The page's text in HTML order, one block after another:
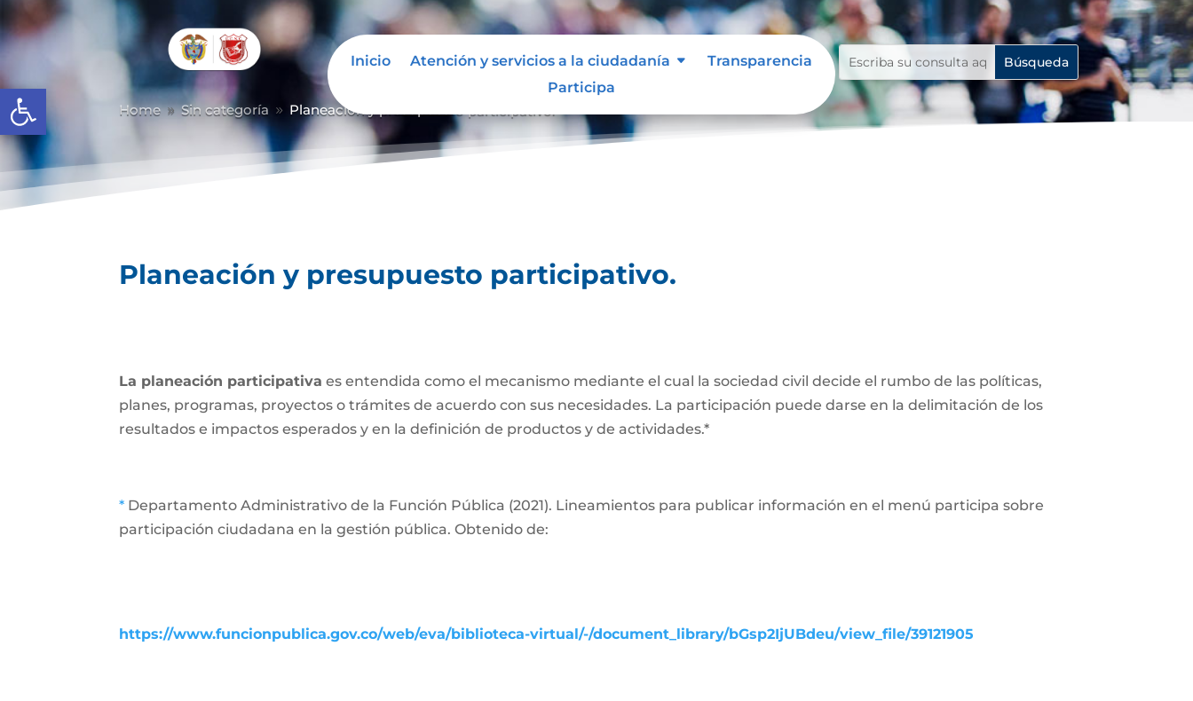
Abrir barra de herramientas
Inicio Atención y servicios a la ciudadanía
Transparencia
Participa
Home 9 Sin categoría 9 Planeación y presupuesto participativo.
Planeación y presupuesto participativo.
La planeación participativa es entendida como el mecanismo mediante el cual la sociedad civil decide el rumbo de las políticas,
planes, programas, proyectos o trámites de acuerdo con sus necesidades. La participación puede darse en la delimitación de los
resultados e impactos esperados y en la definición de productos y de actividades.*
* Departamento Administrativo de la Función Pública (2021). Lineamientos para publicar información en el menú participa sobre
participación ciudadana en la gestión pública. Obtenido de:
https://www.funcionpublica.gov.co/web/eva/biblioteca-virtual/-/document_library/bGsp2IjUBdeu/view_file/39121905